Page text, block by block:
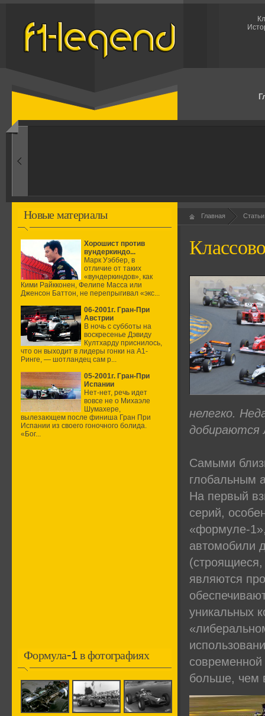
1960-ые
Новые материалы
Хорошист против
вундеркиндо...
Марк Уэббер, в
отличие от таких
«вундеркиндов», как
Кими Райкконен, Фелипе Масса или
Дженсон Баттон, не перепрыгивал «экс...
06-2001г. Гран-При
Австрии
В ночь с субботы на
воскресенье Дэвиду
Култхарду приснилось,
что он выходит в лидеры гонки на А1-
Ринге, — шотландец сам р...
05-2001г. Гран-При
Испании
Нет-нет, речь идет
вовсе не о Михаэле
Шумахере,
вылезающем после финиша Гран При
Испании из своего гоночного болида.
«Бог...
Формула-1 в фотографиях
Главная
нелегко.
добираются
Самыми
глобальным
На первый
серий,
«формуле-
автомобили
являются
уникальных
больше, чем